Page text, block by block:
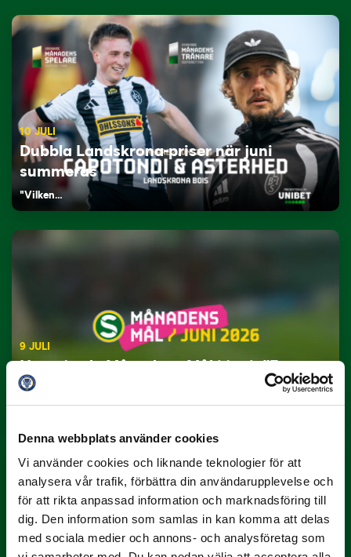
Denna webbplats använder cookies
Vi använder cookies och liknande teknologier för att
analysera vår trafik, förbättra din användarupplevelse och
för att rikta anpassad information och marknadsföring till
dig. Den information som samlas in kan komma att delas
med sociala medier och annons- och analysföretag som
10 JULI
Dubbla Landskrona-priser när juni
summeras
"Vilken…
9 JULI
Han gjorde Månadens Mål i juni: ”En
projektil”